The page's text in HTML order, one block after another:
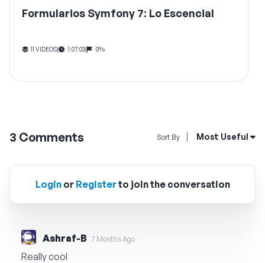
Formularios Symfony 7: Lo Escencial
11 VIDEOS| 1:07:03| 0%
3 Comments Sort By Open Sort By
Most Useful
Loginor Registerto join the conversation
Ashraf-B 7 Months Ago
Really cool